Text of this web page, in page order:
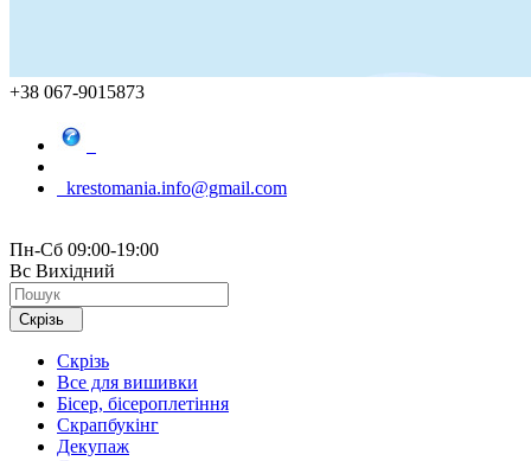
+38 067-9015873
krestomania.info@gmail.com
Пн-Сб 09:00-19:00
Вс Вихідний
Скрізь
Скрізь
Все для вишивки
Бісер, бісероплетіння
Скрапбукінг
Декупаж